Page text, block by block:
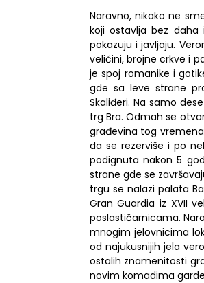
Naravno, nikako ne
koji ostavlja bez dahai
pokazujui javljaju.
veličini, brojne crkvei
je spoj romanikei goti
gde sa leve strane
Skaliđeri. Na samo
trg Bra.Odmah se
građevina tog
da se rezervišei po
podignuta nakon 5
strane gde se
trgu se nalazi palata
Gran Guardia iz XVII
poslastičarnicama.
mnogim jelovnicima
od najukusnijih jela
ostalih znamenitosti
novim komadima
Vrnjačka banja
Lukovska Banja